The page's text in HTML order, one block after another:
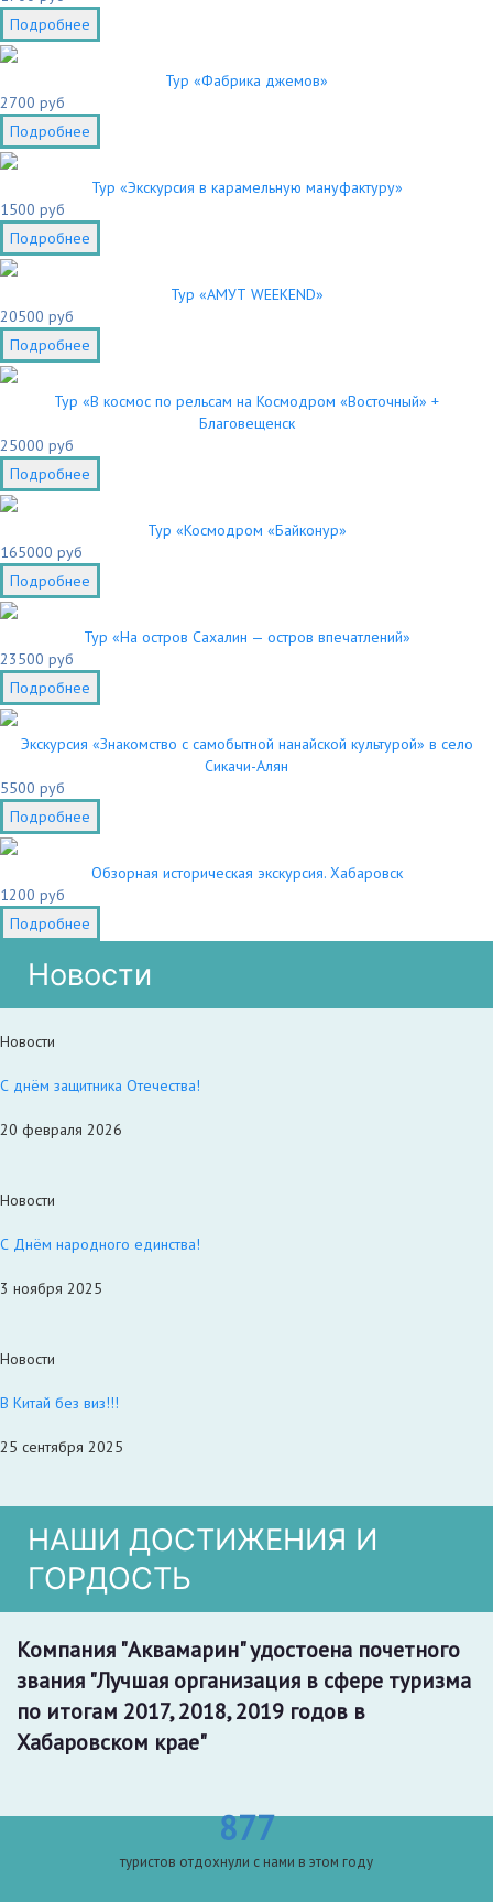
Подробнее
Тур «Фабрика джемов»
2700 руб
Подробнее
Тур «Экскурсия в карамельную мануфактуру»
1500 руб
Подробнее
Тур «АМУТ WEEKEND»
20500 руб
Подробнее
Тур «В космос по рельсам на Космодром «Восточный» +
Благовещенск
25000 руб
Подробнее
Тур «Космодром «Байконур»
165000 руб
Подробнее
Тур «На остров Сахалин — остров впечатлений»
23500 руб
Подробнее
Экскурсия «Знакомство с самобытной нанайской культурой» в село
Сикачи-Алян
5500 руб
Подробнее
Обзорная историческая экскурсия. Хабаровск
1200 руб
Подробнее
Новости
Новости
С днём защитника Отечества!
20 февраля 2026
Новости
С Днём народного единства!
3 ноября 2025
Новости
В Китай без виз!!!
25 сентября 2025
НАШИ ДОСТИЖЕНИЯ И
ГОРДОСТЬ
Компания "Аквамарин" удостоена почетного
звания "Лучшая организация в сфере туризма
по итогам 2017, 2018, 2019 годов в
Хабаровском крае"
877
туристов отдохнули с нами в этом году